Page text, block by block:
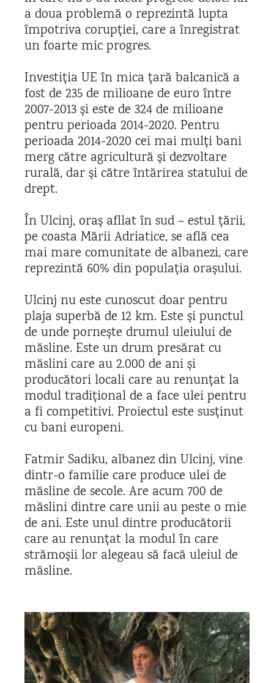
a doua problemă o reprezintă lupta
împotriva corupției, care a înregistrat
un foarte mic progres.
Investiția UE în mica țară balcanică a
fost de 235 de milioane de euro între
2007-2013 și este de 324 de milioane
pentru perioada 2014-2020. Pentru
perioada 2014-2020 cei mai mulți bani
merg către agricultură și dezvoltare
rurală, dar și către întărirea statului de
drept.
În Ulcinj, oraș afllat în sud – estul țării,
pe coasta Mării Adriatice, se află cea
mai mare comunitate de albanezi, care
reprezintă 60% din populația orașului.
Ulcinj nu este cunoscut doar pentru
plaja superbă de 12 km. Este și punctul
de unde pornește drumul uleiului de
măsline. Este un drum presărat cu
măslini care au 2.000 de ani și
producători locali care au renunțat la
modul tradițional de a face ulei pentru
a fi competitivi. Proiectul este susținut
cu bani europeni.
Fatmir Sadiku, albanez din Ulcinj, vine
dintr-o familie care produce ulei de
măsline de secole. Are acum 700 de
măslini dintre care unii au peste o mie
de ani. Este unul dintre producătorii
care au renunțat la modul în care
strămoșii lor alegeau să facă uleiul de
măsline.